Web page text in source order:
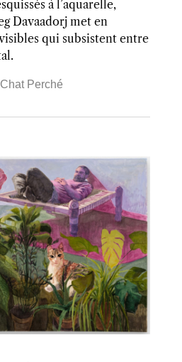
à l’aquarelle,
Davaadorj met en
qui subsistent entre
Perché